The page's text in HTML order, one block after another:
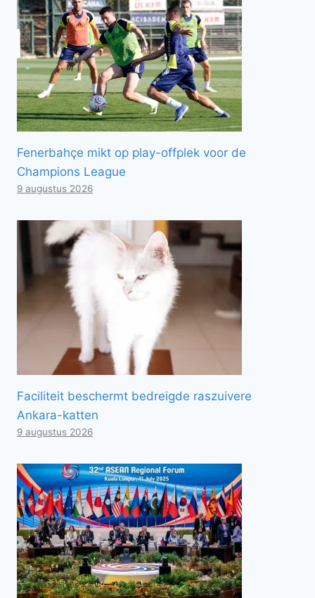
Fenerbahçe mikt op play-offplek voor de
Champions League
9 augustus 2026
Faciliteit beschermt bedreigde raszuivere
Ankara-katten
9 augustus 2026